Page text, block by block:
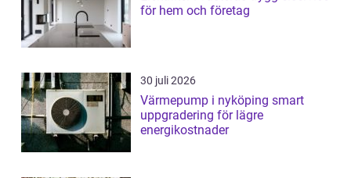
för hem och företag
30 juli 2026
Värmepump i nyköping smart
uppgradering för lägre
energikostnader